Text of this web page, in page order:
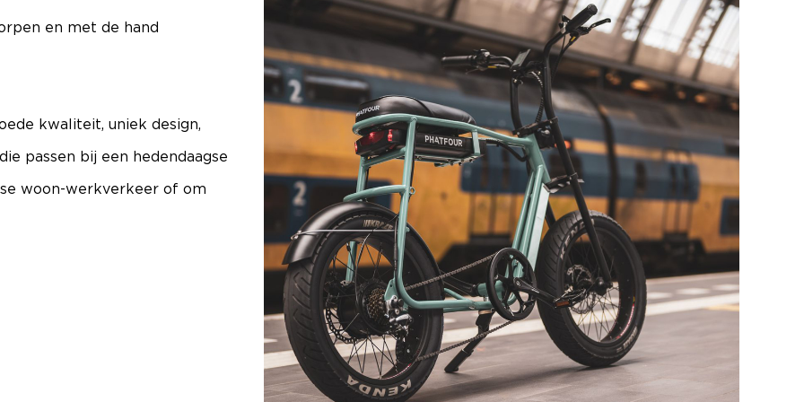
en met de hand
kwaliteit, uniek design,
passen bij een hedendaagse
woon-werkverkeer of om